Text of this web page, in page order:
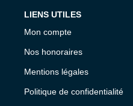
LIENS UTILES
Mon compte
Nos honoraires
Mentions légales
Politique de confidentialité